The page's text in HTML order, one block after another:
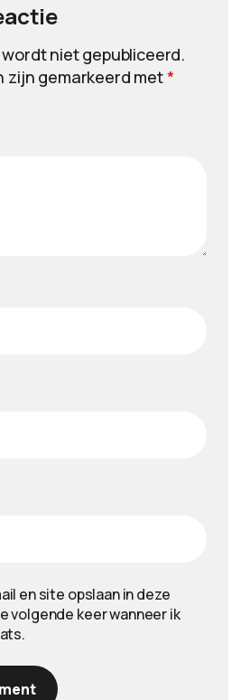
niet gepubliceerd.
zijn gemarkeerd met*
en site opslaan in deze
volgende keer wanneer ik